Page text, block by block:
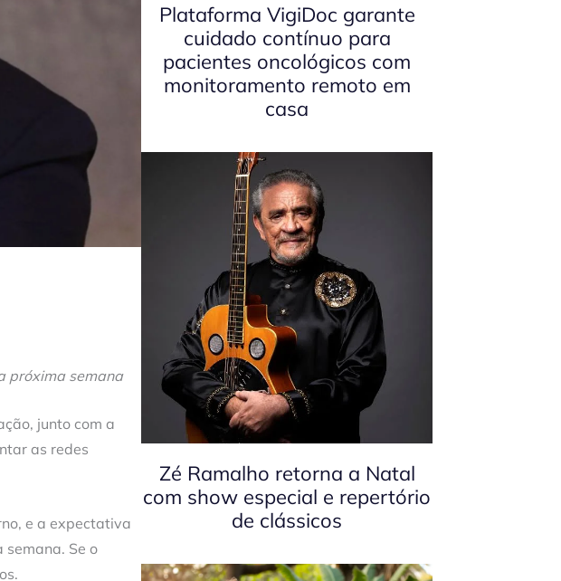
próxima semana
junto com a
as redes
e a expectativa
Se o
Plataforma VigiDoc garante
cuidado contínuo para
pacientes oncológicos com
monitoramento remoto em
casa
Zé Ramalho retorna a Natal
com show especial e repertório
de clássicos